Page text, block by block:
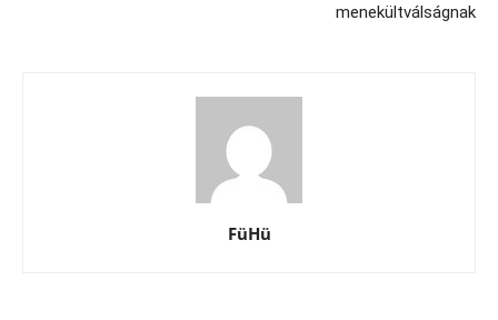
menekültválságnak
FüHü